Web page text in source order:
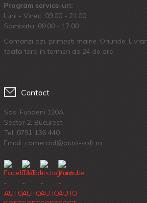
Program service-uri:
Luni - Vineri: 09.00 - 21:00
Sambata: 09:00 - 17:00
Comanzi azi, primesti maine. Oriunde.
toata tara in termen de 24 de ore.
Contact
Sos. Fundeni 120A
Sector 2, Bucuresti
Tel: 0751 136 440
Email: comercial@auto-soft.ro